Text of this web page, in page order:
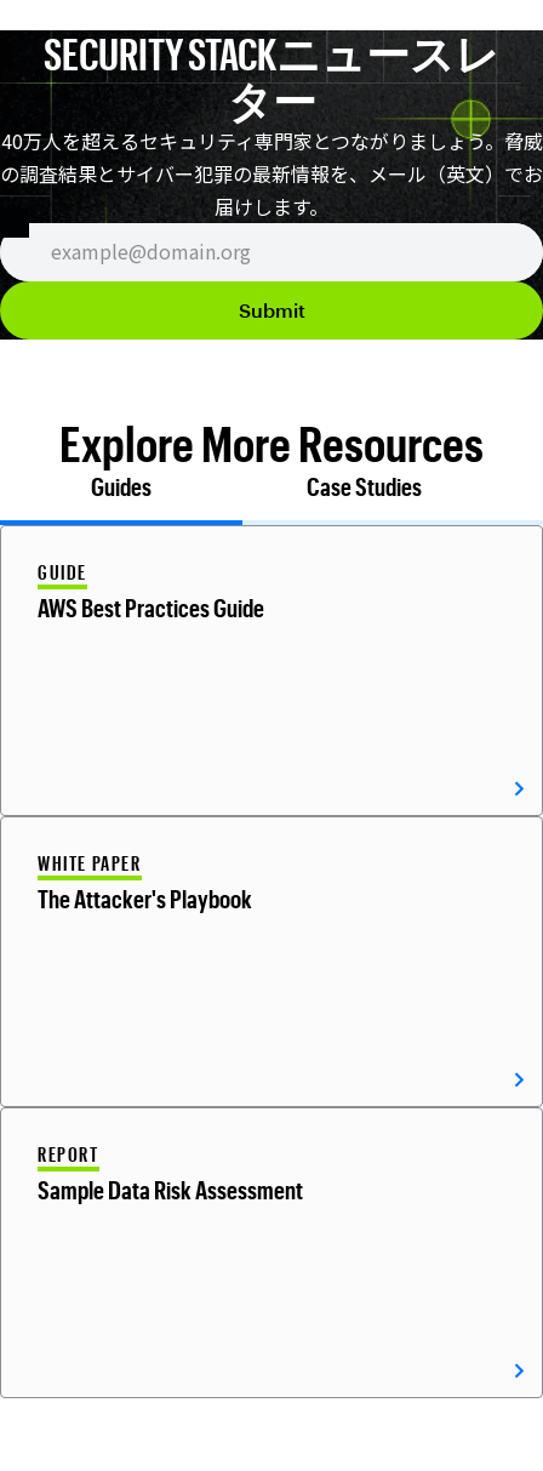
SECURITY STACKニュースレ
ター
40万人を超えるセキュリティ専門家とつながりましょう。脅威
の調査結果とサイバー犯罪の最新情報を、メール（英文）でお
届けします。
Explore More Resources
Guides Case Studies
GUIDE
AWS Best Practices Guide
WHITE PAPER
The Attacker's Playbook
REPORT
Sample Data Risk Assessment